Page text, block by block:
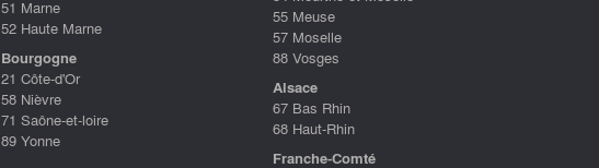
51 Marne
52 Haute Marne
Bourgogne
21 Côte-d'Or
58 Nièvre
71 Saône-et-loire
89 Yonne
55 Meuse
57 Moselle
88 Vosges
Alsace
67 Bas Rhin
68 Haut-Rhin
Franche-Comté